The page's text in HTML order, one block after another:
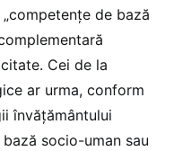
de bază
Cei de la
ar urma, conform
învățământului
socio-uman sau